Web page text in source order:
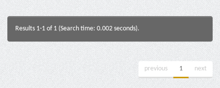
Results 1-1 of 1 (Search time: 0.002 seconds).
previous 1 next